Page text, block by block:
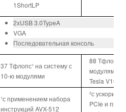
1ShortLP
2xUSB 3.0TypeA
VGA
Последовательная консоль
37 Тфлопс¹ на систему с
10-ю модулями
88 Тфлопс²
модулями с
Tesla V100
¹с применением набора
инструкций AVX-512
²с
PCIe и